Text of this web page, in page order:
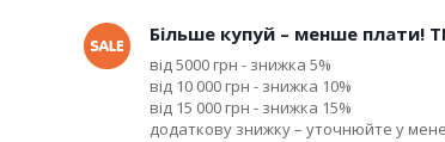
Більше купуй – менше плати!
від 5000 грн - знижка 5%
від 10 000 грн - знижка 10%
від 15 000 грн - знижка 15%
додаткову знижку – уточнюйте у